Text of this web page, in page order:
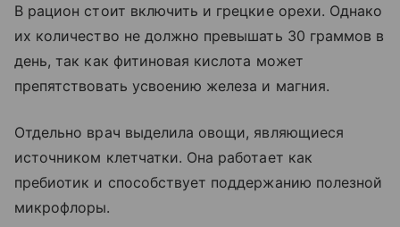
В рацион стоит включить и грецкие орехи. Однако
их количество не должно превышать 30 граммов в
день, так как фитиновая кислота может
препятствовать усвоению железа и магния.
Отдельно врач выделила овощи, являющиеся
источником клетчатки. Она работает как
пребиотик и способствует поддержанию полезной
микрофлоры.